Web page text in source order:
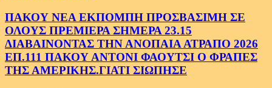
ΠΑΚΟΥ ΝΕΑ ΕΚΠΟΜΠΗ ΠΡΟΣΒΑΣΙΜΗ ΣΕ
ΟΛΟΥΣ ΠΡΕΜΙΕΡΑ ΣΗΜΕΡΑ 23.15
ΔΙΑΒΑΙΝΟΝΤΑΣ ΤΗΝ ΑΝΟΠΑΙΑ ΑΤΡΑΠΟ 2026
ΕΠ.111 ΠΑΚΟΥ ΑΝΤΟΝΙ ΦΑΟΥΤΣΙ Ο ΦΡΑΠΕΣ
ΤΗΣ ΑΜΕΡΙΚΗΣ.ΓΙΑΤΙ ΣΙΩΠΗΣΕ